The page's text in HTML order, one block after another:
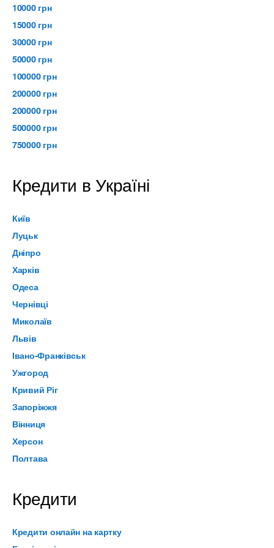
10000 грн
15000 грн
30000 грн
50000 грн
100000 грн
200000 грн
200000 грн
500000 грн
750000 грн
Кредити в Україні
Київ
Луцьк
Дніпро
Харків
Одеса
Чернівці
Миколаїв
Львів
Івано-Франківськ
Ужгород
Кривий Ріг
Запоріжжя
Вінниця
Херсон
Полтава
Кредити
Кредити онлайн на картку